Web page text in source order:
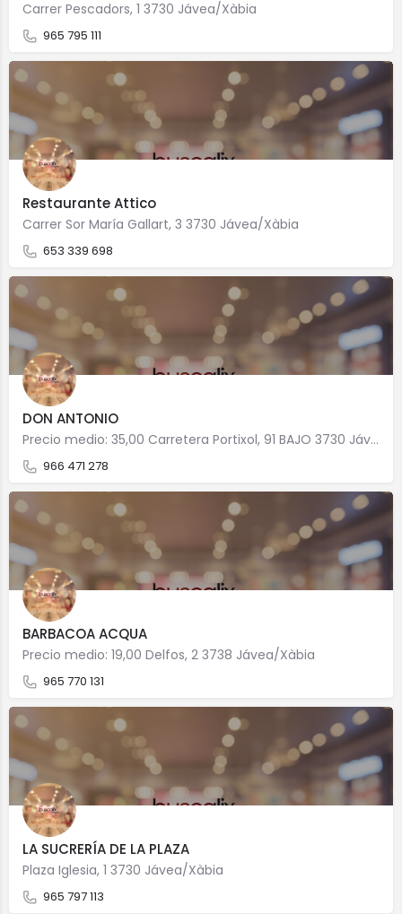
Carrer Pescadors, 1 3730 Jávea/Xàbia
965 795 111
Restaurante Attico
Carrer Sor María Gallart, 3 3730 Jávea/Xàbia
653 339 698
DON ANTONIO
Precio medio: 35,00 Carretera Portixol, 91 BAJO 3730 Jávea/Xàbia
966 471 278
BARBACOA ACQUA
Precio medio: 19,00 Delfos, 2 3738 Jávea/Xàbia
965 770 131
LA SUCRERÍA DE LA PLAZA
Plaza Iglesia, 1 3730 Jávea/Xàbia
965 797 113